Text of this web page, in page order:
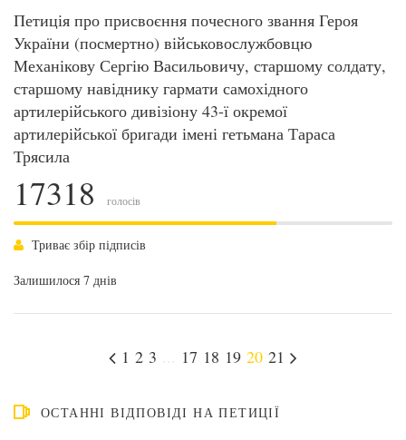
Петиція про присвоєння почесного звання Героя
України (посмертно) військовослужбовцю
Механікову Сергію Васильовичу, старшому солдату,
старшому навіднику гармати самохідного
артилерійського дивізіону 43-ї окремої
артилерійської бригади імені гетьмана Тараса
Трясила
17318 голосів
Триває збір підписів
Залишилося 7 днів
1 2 3 17 18 19 20 21
ОСТАННІ ВІДПОВІДІ НА ПЕТИЦІЇ